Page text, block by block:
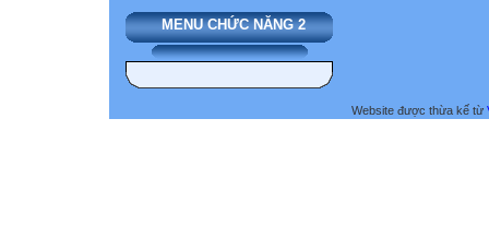
MENU CHỨC NĂNG 2
Website được thừa kế từ